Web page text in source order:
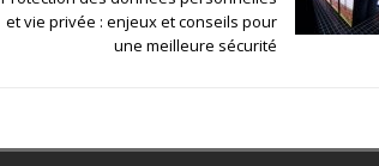
et vie privée : enjeux et conseils pour
une meilleure sécurité